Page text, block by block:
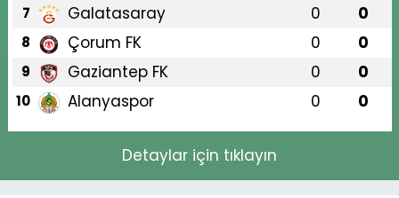
7 Galatasaray 0 0
8 Çorum FK 0 0
9 Gaziantep FK 0 0
10 Alanyaspor 0 0
Detaylar için tıklayın